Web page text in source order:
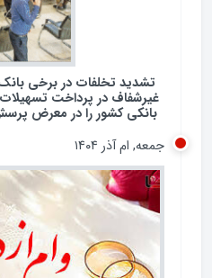
تشدید تخلفات در برخی
غیرشفاف در پرداخت تسهیلات
بانکی کشور را در معرض
جمعه, ام آذر ۱۴۰۴